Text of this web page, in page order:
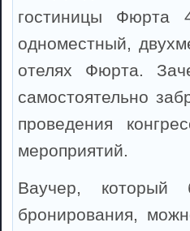
гостиницы Фюрта
одноместный,
отелях Фюрта.
самостоятельно
проведения
мероприятий.
Ваучер, который
бронирования,